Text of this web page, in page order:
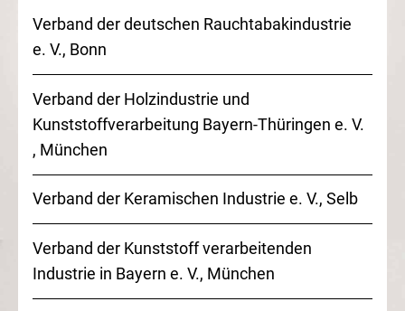
Verband der deutschen Rauchtabakindustrie
e. V., Bonn
Verband der Holzindustrie und
Kunststoffverarbeitung Bayern-Thüringen e. V.
, München
Verband der Keramischen Industrie e. V., Selb
Verband der Kunststoff verarbeitenden
Industrie in Bayern e. V., München